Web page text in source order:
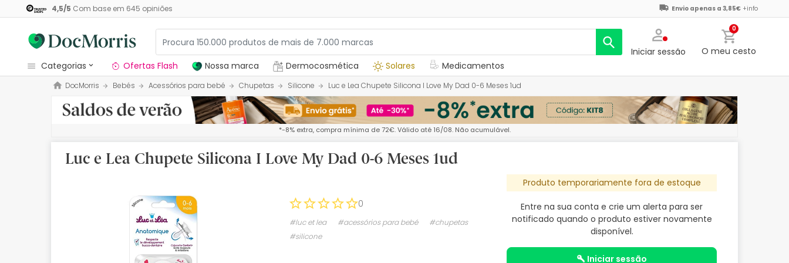
4,5/5 Com base em 645 opiniões Envio apenas a 3,85€ +info
Iniciar sessão
0
O meu cesto
categorias
Dermocosmetica
Nossa marca
Medicamentos
Ofertas Flash Nossa marca Dermocosmética Solares Medicamentos
DocMorris Bebés Acessórios para bebé Chupetas Silicone Luc e Lea Chupete Silicona I Love My Dad 0-6 Meses 1ud
*-8% extra, compra mínima de 72€. Válido até 16/08. Não acumulável.
Luc e Lea Chupete Silicona I Love My Dad 0-6 Meses 1ud
Produto temporariamente fora de estoque
Entre na sua conta e crie um alerta para ser
notificado quando o produto estiver novamente
disponível.
iniciar sessão
0
#luc et lea #acessórios para bebé
#chupetas
#silicone